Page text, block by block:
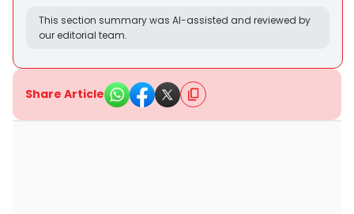
This section summary was AI-assisted and reviewed by
our editorial team.
Share Article